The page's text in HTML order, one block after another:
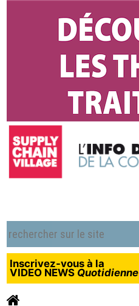
Inscrivez-vous à la
VIDEO NEWS Quotidienne